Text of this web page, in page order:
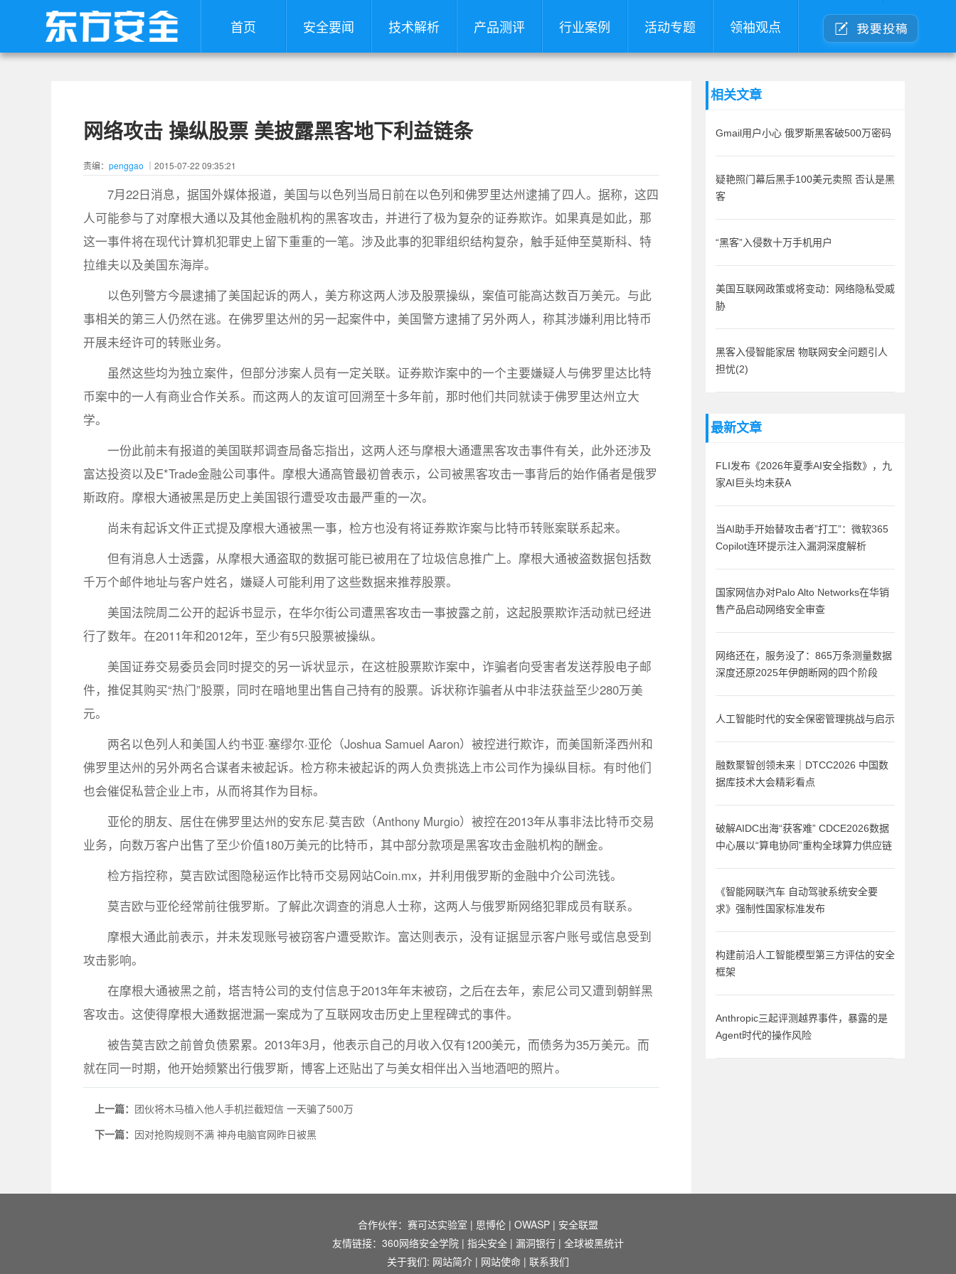
首页 安全要闻 技术解析 产品测评 行业案例 活动专题 领袖观点
网络攻击 操纵股票 美披露黑客地下利益链条
责编： penggao ｜2015-07-22 09:35:21
7月22日消息，据国外媒体报道，美国与以色列当局日前在以色列和佛罗里达州逮捕了四人。据称，这四
人可能参与了对摩根大通以及其他金融机构的黑客攻击，并进行了极为复杂的证券欺诈。如果真是如此，那
这一事件将在现代计算机犯罪史上留下重重的一笔。涉及此事的犯罪组织结构复杂，触手延伸至莫斯科、特
拉维夫以及美国东海岸。
以色列警方今晨逮捕了美国起诉的两人，美方称这两人涉及股票操纵，案值可能高达数百万美元。与此
事相关的第三人仍然在逃。在佛罗里达州的另一起案件中，美国警方逮捕了另外两人，称其涉嫌利用比特币
开展未经许可的转账业务。
虽然这些均为独立案件，但部分涉案人员有一定关联。证券欺诈案中的一个主要嫌疑人与佛罗里达比特
币案中的一人有商业合作关系。而这两人的友谊可回溯至十多年前，那时他们共同就读于佛罗里达州立大
学。
一份此前未有报道的美国联邦调查局备忘指出，这两人还与摩根大通遭黑客攻击事件有关，此外还涉及
富达投资以及E*Trade金融公司事件。摩根大通高管最初曾表示，公司被黑客攻击一事背后的始作俑者是俄罗
斯政府。摩根大通被黑是历史上美国银行遭受攻击最严重的一次。
尚未有起诉文件正式提及摩根大通被黑一事，检方也没有将证券欺诈案与比特币转账案联系起来。
但有消息人士透露，从摩根大通盗取的数据可能已被用在了垃圾信息推广上。摩根大通被盗数据包括数
千万个邮件地址与客户姓名，嫌疑人可能利用了这些数据来推荐股票。
美国法院周二公开的起诉书显示，在华尔街公司遭黑客攻击一事披露之前，这起股票欺诈活动就已经进
行了数年。在2011年和2012年，至少有5只股票被操纵。
美国证券交易委员会同时提交的另一诉状显示，在这桩股票欺诈案中，诈骗者向受害者发送荐股电子邮
件，推促其购买“热门”股票，同时在暗地里出售自己持有的股票。诉状称诈骗者从中非法获益至少280万美
元。
两名以色列人和美国人约书亚·塞缪尔·亚伦（Joshua Samuel Aaron）被控进行欺诈，而美国新泽西州和
佛罗里达州的另外两名合谋者未被起诉。检方称未被起诉的两人负责挑选上市公司作为操纵目标。有时他们
也会催促私营企业上市，从而将其作为目标。
亚伦的朋友、居住在佛罗里达州的安东尼·莫吉欧（Anthony Murgio）被控在2013年从事非法比特币交易
业务，向数万客户出售了至少价值180万美元的比特币，其中部分款项是黑客攻击金融机构的酬金。
检方指控称，莫吉欧试图隐秘运作比特币交易网站Coin.mx，并利用俄罗斯的金融中介公司洗钱。
莫吉欧与亚伦经常前往俄罗斯。了解此次调查的消息人士称，这两人与俄罗斯网络犯罪成员有联系。
摩根大通此前表示，并未发现账号被窃客户遭受欺诈。富达则表示，没有证据显示客户账号或信息受到
攻击影响。
在摩根大通被黑之前，塔吉特公司的支付信息于2013年年末被窃，之后在去年，索尼公司又遭到朝鲜黑
客攻击。这使得摩根大通数据泄漏一案成为了互联网攻击历史上里程碑式的事件。
被告莫吉欧之前曾负债累累。2013年3月，他表示自己的月收入仅有1200美元，而债务为35万美元。而
就在同一时期，他开始频繁出行俄罗斯，博客上还贴出了与美女相伴出入当地酒吧的照片。
上一篇： 团伙将木马植入他人手机拦截短信 一天骗了500万
下一篇： 因对抢购规则不满 神舟电脑官网昨日被黑
相关文章
Gmail用户小心 俄罗斯黑客破500万密码
疑艳照门幕后黑手100美元卖照 否认是黑
客
“黑客”入侵数十万手机用户
美国互联网政策或将变动：网络隐私受威
胁
黑客入侵智能家居 物联网安全问题引人
担忧(2)
最新文章
FLI发布《2026年夏季AI安全指数》，九
家AI巨头均未获A
当AI助手开始替攻击者”打工”：微软365
Copilot连环提示注入漏洞深度解析
国家网信办对Palo Alto Networks在华销
售产品启动网络安全审查
网络还在，服务没了：865万条测量数据
深度还原2025年伊朗断网的四个阶段
人工智能时代的安全保密管理挑战与启示
融数聚智创领未来｜DTCC2026 中国数
据库技术大会精彩看点
破解AIDC出海“获客难” CDCE2026数据
中心展以“算电协同”重构全球算力供应链
《智能网联汽车 自动驾驶系统安全要
求》强制性国家标准发布
构建前沿人工智能模型第三方评估的安全
框架
Anthropic三起评测越界事件，暴露的是
Agent时代的操作风险
合作伙伴： 赛可达实验室 | 思博伦 | OWASP | 安全联盟
友情链接： 360网络安全学院 | 指尖安全 | 漏洞银行 | 全球被黑统计
关于我们: 网站简介 | 网站使命 | 联系我们